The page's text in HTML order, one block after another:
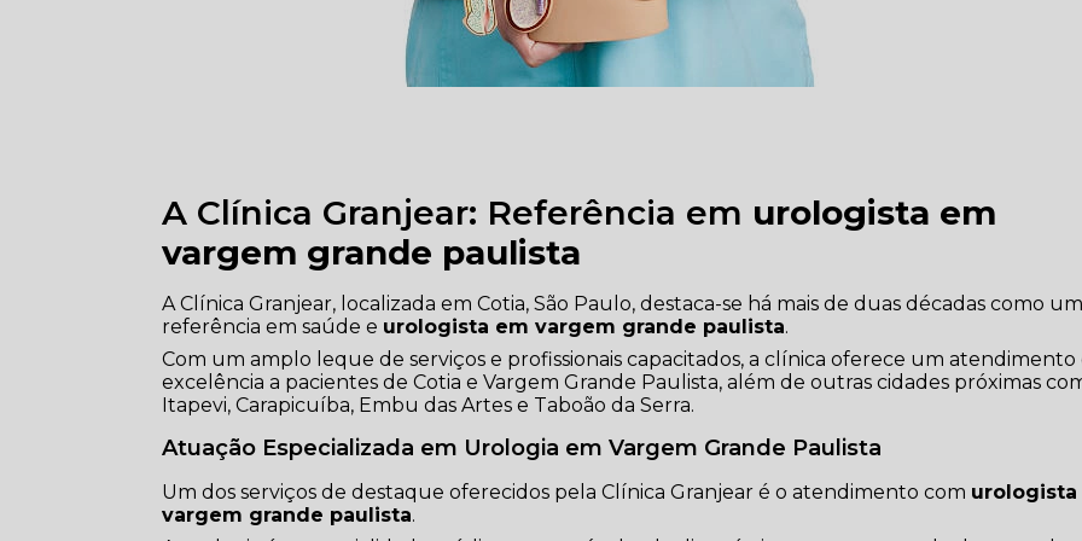
A Clínica Granjear: Referência em urologista em
vargem grande paulista
A Clínica Granjear, localizada em Cotia, São Paulo, destaca-se há mais de duas décadas como
referência em saúde e urologista em vargem grande paulista.
Com um amplo leque de serviços e profissionais capacitados, a clínica oferece um atendimento
excelência a pacientes de Cotia e Vargem Grande Paulista, além de outras cidades próximas
Itapevi, Carapicuíba, Embu das Artes e Taboão da Serra.
Atuação Especializada em Urologia em Vargem Grande Paulista
Um dos serviços de destaque oferecidos pela Clínica Granjear é o atendimento com urologista
vargem grande paulista.